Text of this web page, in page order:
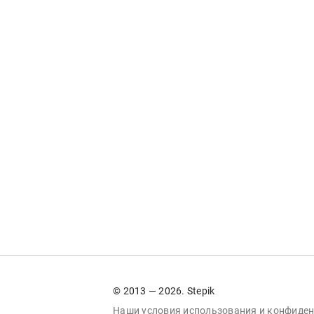
© 2013 — 2026. Stepik
Наши условия использования и